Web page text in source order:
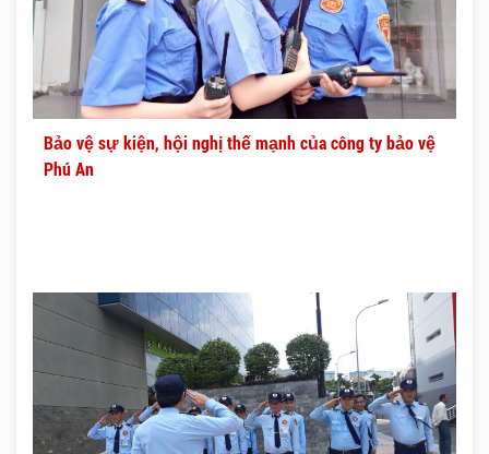
Bảo vệ sự kiện, hội nghị thế mạnh của công ty bảo vệ
Phú An